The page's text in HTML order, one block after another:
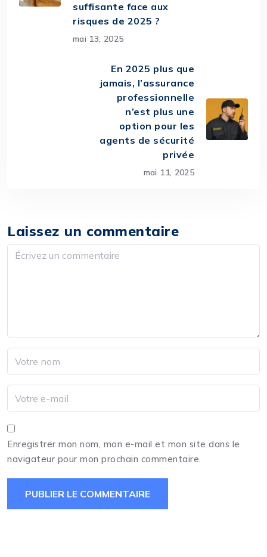
suffisante face aux
risques de 2025 ?
mai 13, 2025
En 2025 plus que
jamais, l’assurance
professionnelle
n’est plus une
option pour les
agents de sécurité
privée
mai 11, 2025
Laissez un commentaire
Enregistrer mon nom, mon e-mail et mon site dans le
navigateur pour mon prochain commentaire.